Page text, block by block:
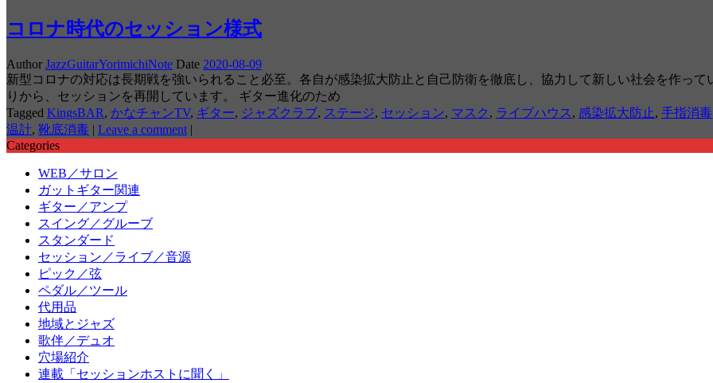
コロナ時代のセッション様式
Author JazzGuitarYorimichiNote Date 2020-08-09
新型コロナの対応は長期戦を強いられること必至。各自が感染拡大防止と自己防衛を徹底し、協力して新しい社会を作っ
りから、セッションを再開しています。 ギター進化のため
Tagged KingsBAR, かなチャンTV, ギター, ジャズクラブ, ステージ, セッション, マスク , ライブハウス , 感染拡大防止, 手指消毒
温計, 靴底消毒 | Leave a comment |
Categories
WEB／サロン
ガットギター関連
ギター／アンプ
スイング／グルーブ
スタンダード
セッション／ライブ／音源
ピック／弦
ペダル／ツール
代用品
地域とジャズ
歌伴／デュオ
穴場紹介
連載「セッションホストに聞く」